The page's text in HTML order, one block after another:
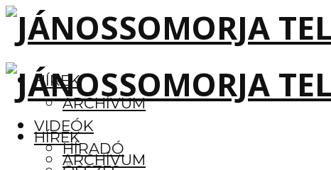
HÍREK
ARCHÍVUM
VIDEÓK
HÍRADÓ
HÍREK
ARCHÍVUM